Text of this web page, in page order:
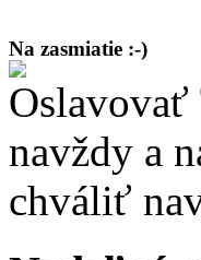
Na zasmiatie :-)
Malý chlapec sa modlí:
Pane Bože, ďakujem za
Oslavovať
navždy a
chváliť